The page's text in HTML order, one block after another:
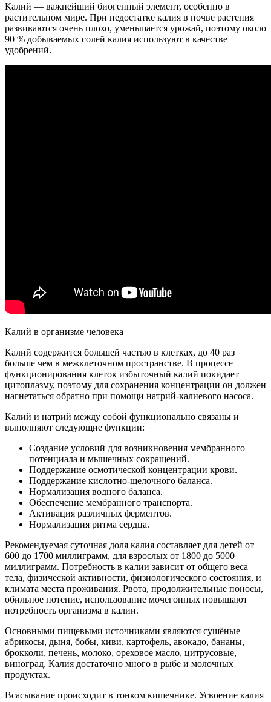
Калий — важнейший биогенный элемент, особенно в
растительном мире. При недостатке калия в почве растения
развиваются очень плохо, уменьшается урожай, поэтому около
90 % добываемых солей калия используют в качестве
удобрений.
Калий в организме человека
Калий содержится большей частью в клетках, до 40 раз
больше чем в межклеточном пространстве. В процессе
функционирования клеток избыточный калий покидает
цитоплазму, поэтому для сохранения концентрации он должен
нагнетаться обратно при помощи натрий-калиевого насоса.
Калий и натрий между собой функционально связаны и
выполняют следующие функции:
Создание условий для возникновения мембранного
потенциала и мышечных сокращений.
Поддержание осмотической концентрации крови.
Поддержание кислотно-щелочного баланса.
Нормализация водного баланса.
Обеспечение мембранного транспорта.
Активация различных ферментов.
Нормализация ритма сердца.
Рекомендуемая суточная доля калия составляет для детей от
600 до 1700 миллиграмм, для взрослых от 1800 до 5000
миллиграмм. Потребность в калии зависит от общего веса
тела, физической активности, физиологического состояния, и
климата места проживания. Рвота, продолжительные поносы,
обильное потение, использование мочегонных повышают
потребность организма в калии.
Основными пищевыми источниками являются сушёные
абрикосы, дыня, бобы, киви, картофель, авокадо, бананы,
брокколи, печень, молоко, ореховое масло, цитрусовые,
виноград. Калия достаточно много в рыбе и молочных
продуктах.
Всасывание происходит в тонком кишечнике. Усвоение калия